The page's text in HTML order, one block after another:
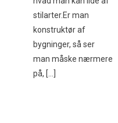
stilarter.Er man
konstruktør af
bygninger, så ser
man måske nærmere
på, […]